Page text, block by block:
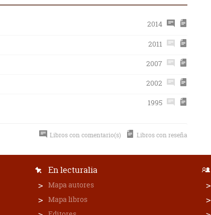
2014
2011
2007
2002
1995
Libros con comentario(s) Libros con reseña
En lecturalia
Mapa autores
Mapa libros